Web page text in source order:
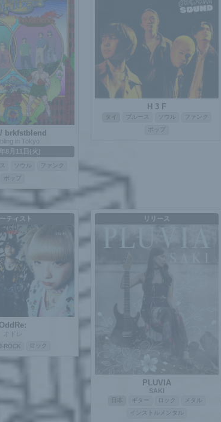
brkfstblend
in Tokyo
8月11日(火)
ソウル
ファンク
ポップ
H 3 F
タイ ブルース ソウル
ファンク
ポップ
ティスト
OddRe:
オドレ
J-ROCK ロック
リリース
PLUVIA
SAKI
ギター ロック
メタル
インストルメンタル